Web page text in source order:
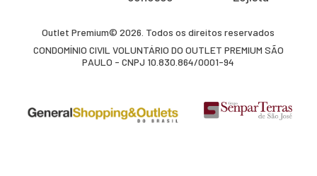
Outlet Premium© 2026. Todos os direitos reservados
CONDOMÍNIO CIVIL VOLUNTÁRIO DO OUTLET PREMIUM SÃO
PAULO - CNPJ 10.830.864/0001-94